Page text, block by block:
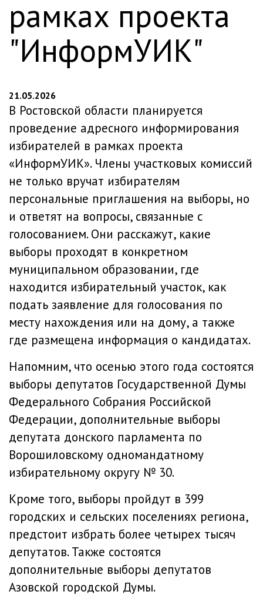
рамках проекта
"ИнформУИК"
21.05.2026
В Ростовской области планируется
проведение адресного информирования
избирателей в рамках проекта
«ИнформУИК». Члены участковых комиссий
не только вручат избирателям
персональные приглашения на выборы, но
и ответят на вопросы, связанные с
голосованием. Они расскажут, какие
выборы проходят в конкретном
муниципальном образовании, где
находится избирательный участок, как
подать заявление для голосования по
месту нахождения или на дому, а также
где размещена информация о кандидатах.
Напомним, что осенью этого года состоятся
выборы депутатов Государственной Думы
Федерального Собрания Российской
Федерации, дополнительные выборы
депутата донского парламента по
Ворошиловскому одномандатному
избирательному округу № 30.
Кроме того, выборы пройдут в 399
городских и сельских поселениях региона,
предстоит избрать более четырех тысяч
депутатов. Также состоятся
дополнительные выборы депутатов
Азовской городской Думы.